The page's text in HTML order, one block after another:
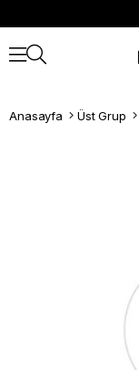
Anasayfa Üst Grup